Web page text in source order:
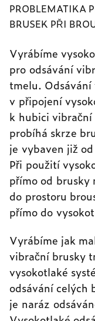
PROBLEMATIKA
BRUSEK PŘI
Vyrábíme
pro odsávání
tmelu. Odsávání
v připojení
k hubici vibrační
probíhá skrze
je vybaven již
Při použití
přímo od brusky
do prostoru
přímo do
Vyrábíme jak
vibrační brusky
vysokotlaké
odsávání celých
je naráz